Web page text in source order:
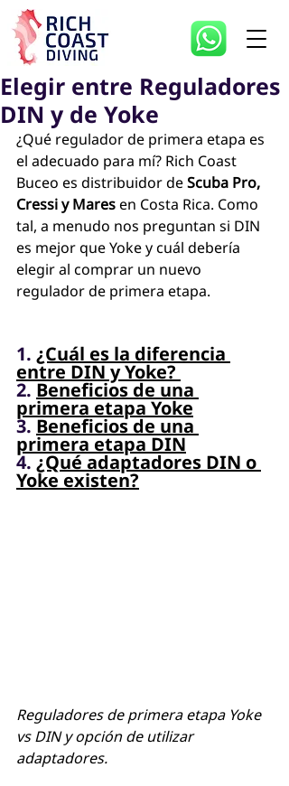
Elegir entre Reguladores
DIN y de Yoke
¿Qué regulador de primera etapa es
el adecuado para mí? Rich Coast
Buceo es distribuidor de Scuba Pro,
Cressi y Mares en Costa Rica. Como
tal, a menudo nos preguntan si DIN
es mejor que Yoke y cuál debería
elegir al comprar un nuevo
regulador de primera etapa.
1. ¿Cuál es la diferencia
entre DIN y Yoke?
2. Beneficios de una
primera etapa Yoke
3. Beneficios de una
primera etapa DIN
4. ¿Qué adaptadores DIN o
Yoke existen?
Reguladores de primera etapa Yoke
vs DIN y opción de utilizar
adaptadores.